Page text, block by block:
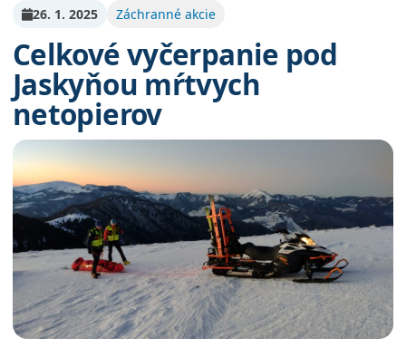
26. 1. 2025 Záchranné akcie
Celkové vyčerpanie pod
Jaskyňou mŕtvych
netopierov